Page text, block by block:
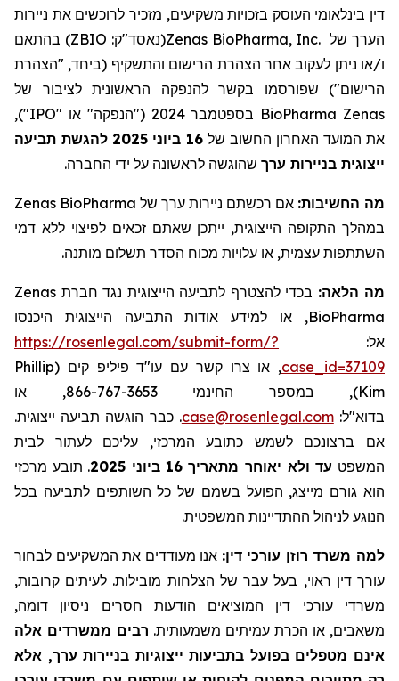
דין בינלאומי העוסק בזכויות משקיעים, מזכיר לרוכשים את ניירות
הערך של Zenas BioPharma, Inc.
(נאסד"ק: ZBIO
) בהתאם
ו/או ניתן לעקוב אחר הצהרת הרישום והתשקיף (ביחד, "הצהרת
הרישום") שפורסמו בקשר להנפקה הראשונית לציבור של
Zenas
BioPharma בספטמבר 2024 ("הנפקה" או " IPO
"),
את המועד האחרון החשוב של 16 ביוני 2025 להגשת תביעה
ייצוגית בניירות ערך שהוגשה לראשונה על ידי החברה.
מה החשיבות: אם רכשתם ניירות ערך של Zenas BioPharma
במהלך התקופה הייצוגית, ייתכן שאתם זכאים לפיצוי ללא דמי
השתתפות עצמית, או עלויות מכוח הסדר תשלום מותנה.
מה הלאה: בכדי להצטרף לתביעה הייצוגית נגד חברת Zenas
BioPharma, או למידע אודות התביעה הייצוגית היכנסו
אל: https://rosenlegal.com/submit-form/?
case_id=37109, או צרו קשר עם עו"ד פיליפ קים (Phillip
Kim
), במספר החינמי 866-767-3653, או
בדוא"ל:case@rosenlegal.com. כבר הוגשה תביעה ייצוגית.
אם ברצונכם לשמש כתובע המרכזי, עליכם לעתור לבית
המשפט עד ולא יאוחר מתאריך 16 ביוני 2025 . תובע מרכזי
הוא גורם מייצג, הפועל בשמם של כל השותפים לתביעה בכל
הנוגע לניהול ההתדיינות המשפטית.
למה משרד רוזן עורכי דין: אנו מעודדים את המשקיעים לבחור
עורך דין ראוי, בעל עבר של הצלחות מובילות. לעיתים קרובות,
משרדי עורכי דין המוציאים הודעות חסרים ניסיון דומה,
משאבים, או הכרת עמיתים משמעותית. רבים ממשרדים אלה
אינם מטפלים בפועל בתביעות ייצוגיות בניירות ערך, אלא